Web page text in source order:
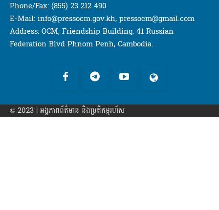
Phone/Fax: (855) 23 212 490
E-Mail: info@pressocm.gov.kh, pressocm@gmail.com
Address: OCM, Friendship Building, 41 Russian
Federation Blvd Phnom Penh, Cambodia.
© 2023 | អង្គភាព​ព័ត៌មាន​ និងប្រតិកម្មរហ័ស